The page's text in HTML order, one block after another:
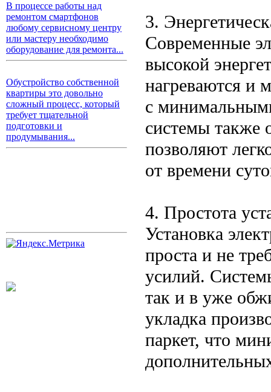
В процессе работы над
ремонтом смартфонов
любому сервисному центру
или мастеру необходимо
оборудование для ремонта...
Обустройство собственной
квартиры это довольно
сложный процесс, который
требует тщательной
подготовки и
продумывания...
3.
Современные
высокой
нагреваются и
с
системы также
позволяют
от времени
4. Простота
Установка
проста и не
усилий.
так и в уже
укладка
паркет, что